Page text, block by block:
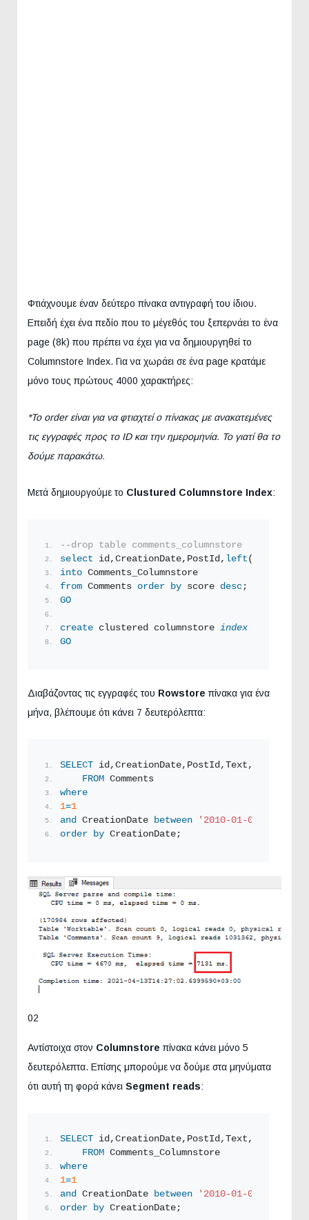
Φτιάχνουμε έναν δεύτερο πίνακα αντιγραφή του ίδιου.
Επειδή έχει ένα πεδίο που το μέγεθός του ξεπερνάει το ένα
page (8k) που πρέπει να έχει για να δημιουργηθεί το
Columnstore Index. Για να χωράει σε ένα page κρατάμε
μόνο τους πρώτους 4000 χαρακτήρες:
*Το order είναι για να φτιαχτεί ο πίνακας με ανακατεμένες
τις εγγραφές προς το ID και την ημερομηνία. Το γιατί θα το
δούμε παρακάτω.
Μετά δημιουργούμε το Clustured Columnstore Index:
--drop table comments_columnstore
select id,CreationDate,PostId, left (Text,
into Comments_Columnstore
from Comments order by score desc ;
GO
create clustered columnstore index
GO
Διαβάζοντας τις εγγραφές του Rowstore πίνακα για ένα
μήνα, βλέπουμε ότι κάνει 7 δευτερόλεπτα:
SELECT id,CreationDate,PostId,Text,score
FROM Comments
where
1=1
and
CreationDate between '2010-01-01'
order by CreationDate;
02
Αντίστοιχα στον Columnstore πίνακα κάνει μόνο 5
δευτερόλεπτα. Επίσης μπορούμε να δούμε στα μηνύματα
ότι αυτή τη φορά κάνει Segment reads:
SELECT id,CreationDate,PostId,Text,score
FROM Comments_Columnstore
where
1=1
and
CreationDate between '2010-01-01'
order by CreationDate;